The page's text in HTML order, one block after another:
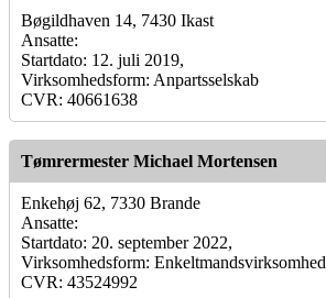
Bøgildhaven 14, 7430 Ikast
Ansatte:
Startdato: 12. juli 2019,
Virksomhedsform: Anpartsselskab
CVR: 40661638
Tømrermester Michael Mortensen
Enkehøj 62, 7330 Brande
Ansatte:
Startdato: 20. september 2022,
Virksomhedsform: Enkeltmandsvirksomhed
CVR: 43524992